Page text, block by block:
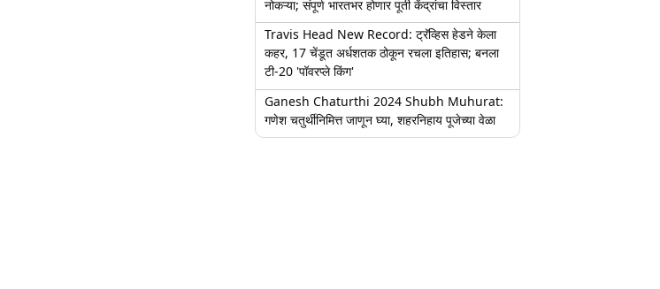
नोकऱ्या; संपूर्ण भारतभर होणार पूर्ती केंद्रांचा विस्तार
Travis Head New Record: ट्रॅव्हिस हेडने केला
कहर, 17 चेंडूत अर्धशतक ठोकून रचला इतिहास; बनला
टी-20 'पॉवरप्ले किंग'
Ganesh Chaturthi 2024 Shubh Muhurat:
गणेश चतुर्थीनिमित्त जाणून घ्या, शहरनिहाय पूजेच्या वेळा